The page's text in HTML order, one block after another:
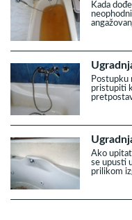
Kada
Postupku
pristupiti
Ako
se upusti
prilikom